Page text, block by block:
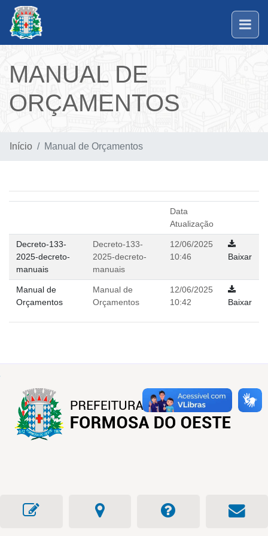
MANUAL DE
ORÇAMENTOS
Início Manual de Orçamentos
Data
Atualização
Decreto-133-
2025-decreto-
manuais
Decreto-133-
2025-decreto-
manuais
12/06/2025
10:46
Baixar
Manual de
Orçamentos
Manual de
Orçamentos
12/06/2025
10:42
Baixar